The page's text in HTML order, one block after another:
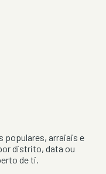
populares, arraiais e
distrito, data ou
de ti.